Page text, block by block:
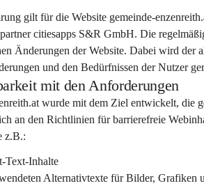
gilt für die Website gemeinde-
citiesapps S&R GmbH. Die
Änderungen der Website. Dabei wird der
und den Bedürfnissen der Nutzer
mit den Anforderungen
wurde mit dem Ziel entwickelt, die
an den Richtlinien für barrierefreie
z.B.:
Text-Inhalte
Alternativtexte für Bilder, Grafiken